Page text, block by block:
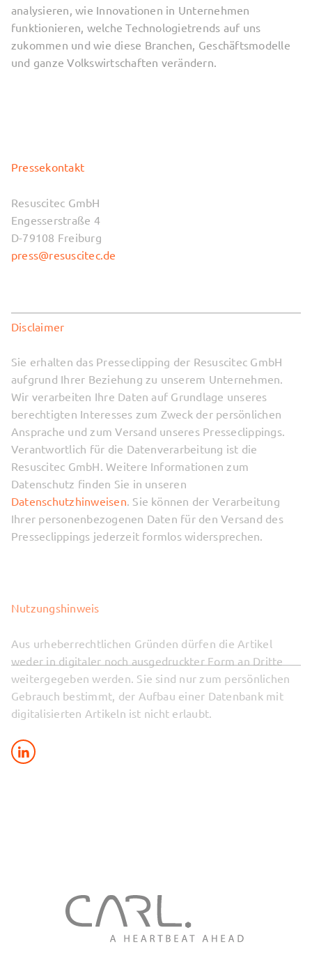
analysieren, wie Innovationen in Unternehmen
funktionieren, welche Technologietrends auf uns
zukommen und wie diese Branchen, Geschäftsmodelle
und ganze Volkswirtschaften verändern.
Pressekontakt
Resuscitec GmbH
Engesserstraße 4
D-79108 Freiburg
press@resuscitec.de
Disclaimer
Sie erhalten das Presseclipping der Resuscitec GmbH
aufgrund Ihrer Beziehung zu unserem Unternehmen.
Wir verarbeiten Ihre Daten auf Grundlage unseres
berechtigten Interesses zum Zweck der persönlichen
Ansprache und zum Versand unseres Presseclippings.
Verantwortlich für die Datenverarbeitung ist die
Resuscitec GmbH. Weitere Informationen zum
Datenschutz finden Sie in unseren
Datenschutzhinweisen. Sie können der Verarbeitung
Ihrer personenbezogenen Daten für den Versand des
Presseclippings jederzeit formlos widersprechen.
Nutzungshinweis
Aus urheberrechtlichen Gründen dürfen die Artikel
weder in digitaler noch ausgedruckter Form an Dritte
weitergegeben werden. Sie sind nur zum persönlichen
Gebrauch bestimmt, der Aufbau einer Datenbank mit
digitalisierten Artikeln ist nicht erlaubt.